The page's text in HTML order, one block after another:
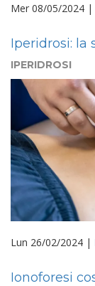
Mer 08/05/2024 |
Iperidrosi: la
IPERIDROSI
Lun 26/02/2024 |
Ionoforesi